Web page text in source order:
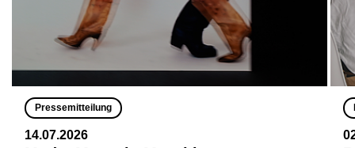
Pressemitteilung
14.07.2026